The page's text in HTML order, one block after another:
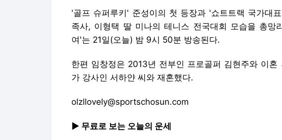
'골프 슈퍼루키' 준성이의 첫 등장과 '쇼트트랙 국가대
족사, 이형택 딸 미나의 테니스 전국대회 모습을 총
여'는 21일(오늘) 밤 9시 50분 방송된다.
한편 임창정은 2013년 전부인 프로골퍼 김현주와 이
가 강사인 서하얀 씨와 재혼했다.
olzllovely@sportschosun.com
▶ 무료로 보는 오늘의 운세